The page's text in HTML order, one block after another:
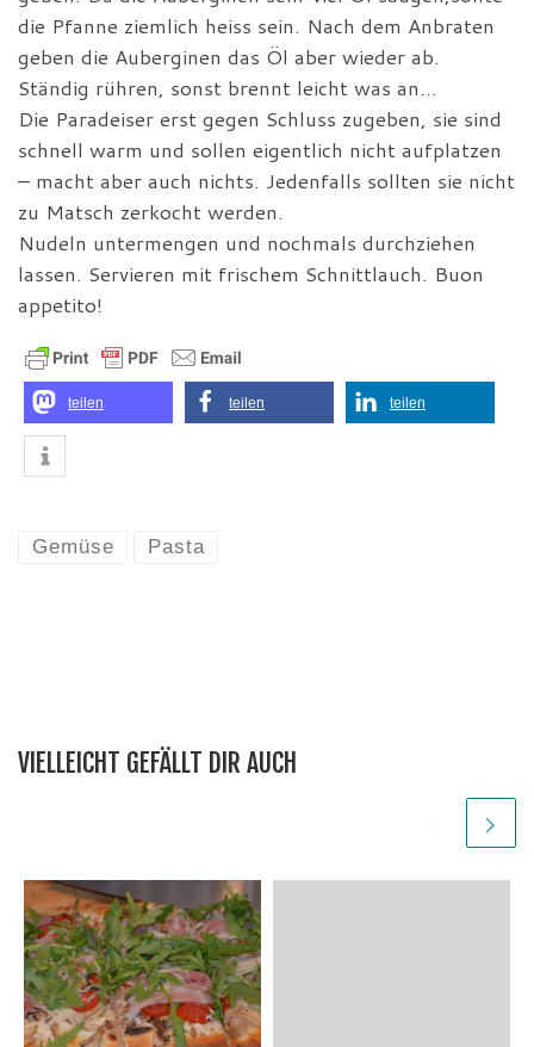
die Pfanne ziemlich heiss sein. Nach dem Anbraten
geben die Auberginen das Öl aber wieder ab.
Ständig rühren, sonst brennt leicht was an…
Die Paradeiser erst gegen Schluss zugeben, sie sind
schnell warm und sollen eigentlich nicht aufplatzen
– macht aber auch nichts. Jedenfalls sollten sie nicht
zu Matsch zerkocht werden.
Nudeln untermengen und nochmals durchziehen
lassen. Servieren mit frischem Schnittlauch. Buon
appetito!
teilen teilen teilen
Gemüse Pasta
VIELLEICHT GEFÄLLT DIR AUCH